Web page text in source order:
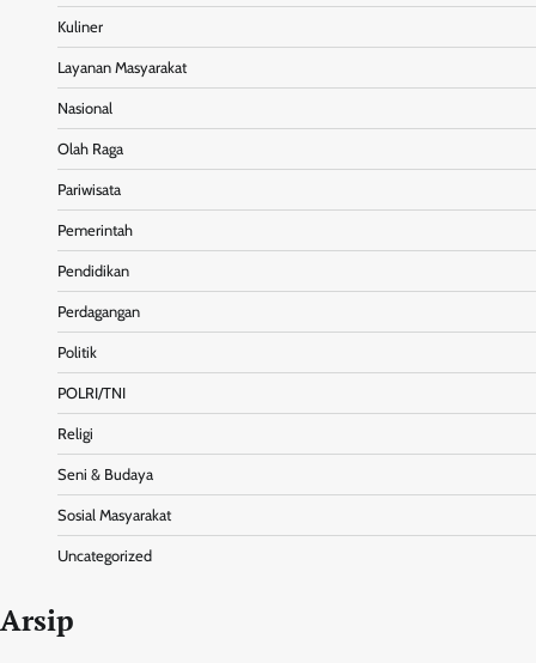
Kuliner
Layanan Masyarakat
Nasional
Olah Raga
Pariwisata
Pemerintah
Pendidikan
Perdagangan
Politik
POLRI/TNI
Religi
Seni & Budaya
Sosial Masyarakat
Uncategorized
Arsip